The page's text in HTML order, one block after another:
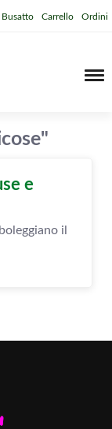
Busatto Carrello Ordini
e
il